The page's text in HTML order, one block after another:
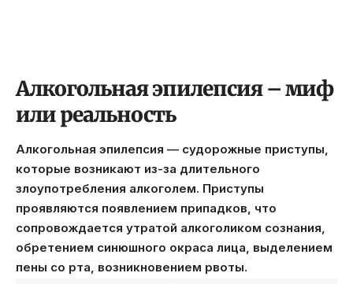
Алкогольная эпилепсия – миф
или реальность
Алкогольная эпилепсия — судорожные приступы,
которые возникают из-за длительного
злоупотребления алкоголем. Приступы
проявляются появлением припадков, что
сопровождается утратой алкоголиком сознания,
обретением синюшного окраса лица, выделением
пены со рта, возникновением рвоты.